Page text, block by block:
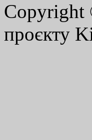
Copyright
проєкту